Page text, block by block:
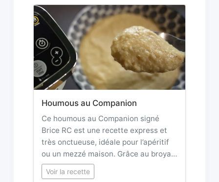
Houmous au Companion
Ce houmous au Companion signé
Brice RC est une recette express et
très onctueuse, idéale pour l’apéritif
ou un mezzé maison. Grâce au broya…
Voir la recette